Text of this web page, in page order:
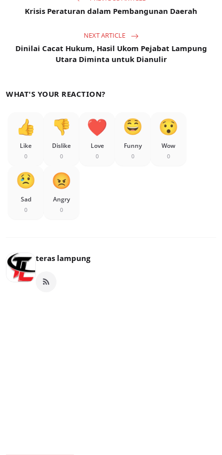
Krisis Peraturan dalam Pembangunan Daerah
NEXT ARTICLE
Dinilai Cacat Hukum, Hasil Ukom Pejabat Lampung
Utara Diminta untuk Dianulir
WHAT'S YOUR REACTION?
Like
0
Dislike
0
Love
0
Funny
0
Wow
0
Sad
0
Angry
0
teras lampung